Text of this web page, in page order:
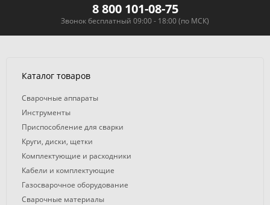
8 800 101-08-75
Звонок бесплатный 09:00 - 18:00 (по МСК)
Каталог товаров
Сварочные аппараты
Инструменты
Приспособление для сварки
Круги, диски, щетки
Комплектующие и расходники
Кабели и комплектующие
Газосварочное оборудование
Сварочные материалы